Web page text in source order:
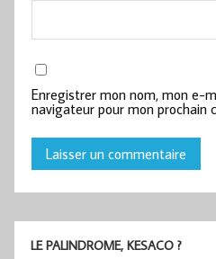
Enregistrer mon nom, mon e-
navigateur pour mon prochain
LE PALINDROME, KESACO ?